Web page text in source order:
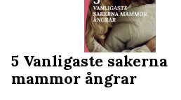
5 Vanligaste sakerna
mammor ångrar